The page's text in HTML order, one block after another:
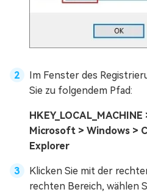
Im Fenster des
Sie zu folgendem Pfad:
HKEY_LOCAL_MACHINE
Microsoft > Windows >
Explorer
Klicken Sie mit der
rechten Bereich, wählen